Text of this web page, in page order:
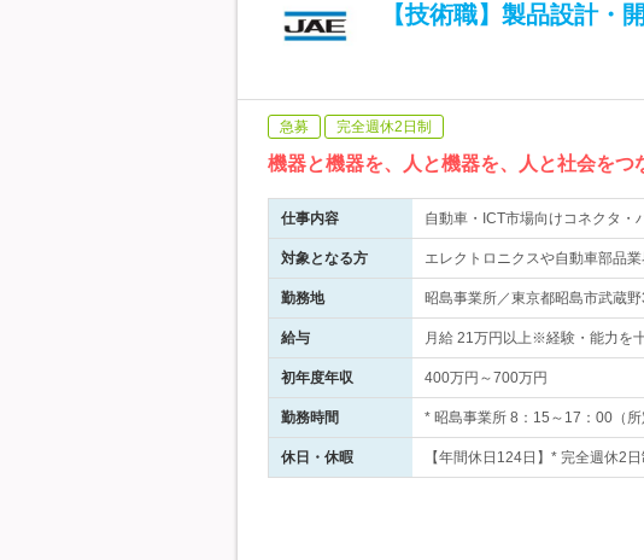
【技術職】製品設計・
急募 完全週休2日制
機器と機器を、人と機器を、人と社会を
仕事内容 自動車・ICT市場向けコネクタ・
対象となる方 エレクトロニクスや自動車部品
勤務地 昭島事業所／東京都昭島市武蔵
給与 月給 21万円以上※経験・能力を
初年度年収 400万円～700万円
勤務時間 * 昭島事業所 8：15～17：00（
休日・休暇 【年間休日124日】* 完全週休2